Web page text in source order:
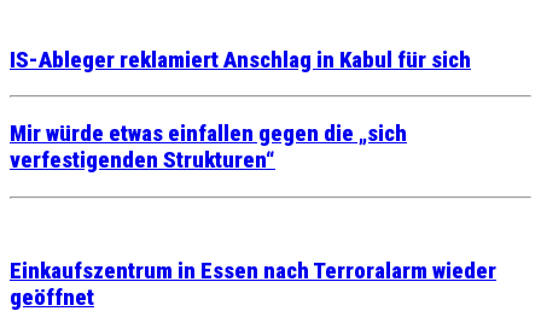
IS-Ableger reklamiert Anschlag in Kabul für sich
Mir würde etwas einfallen gegen die „sich
verfestigenden Strukturen“
Einkaufszentrum in Essen nach Terroralarm wieder
geöffnet